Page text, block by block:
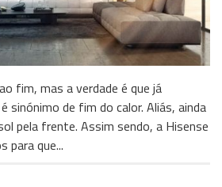
fim, mas a verdade é que já
sinónimo de fim do calor. Aliás, ainda
pela frente. Assim sendo, a Hisense
para que...